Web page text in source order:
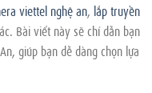
viettel nghệ an, lắp truyền
Bài viết này sẽ chỉ dẫn bạn
giúp bạn dễ dàng chọn lựa